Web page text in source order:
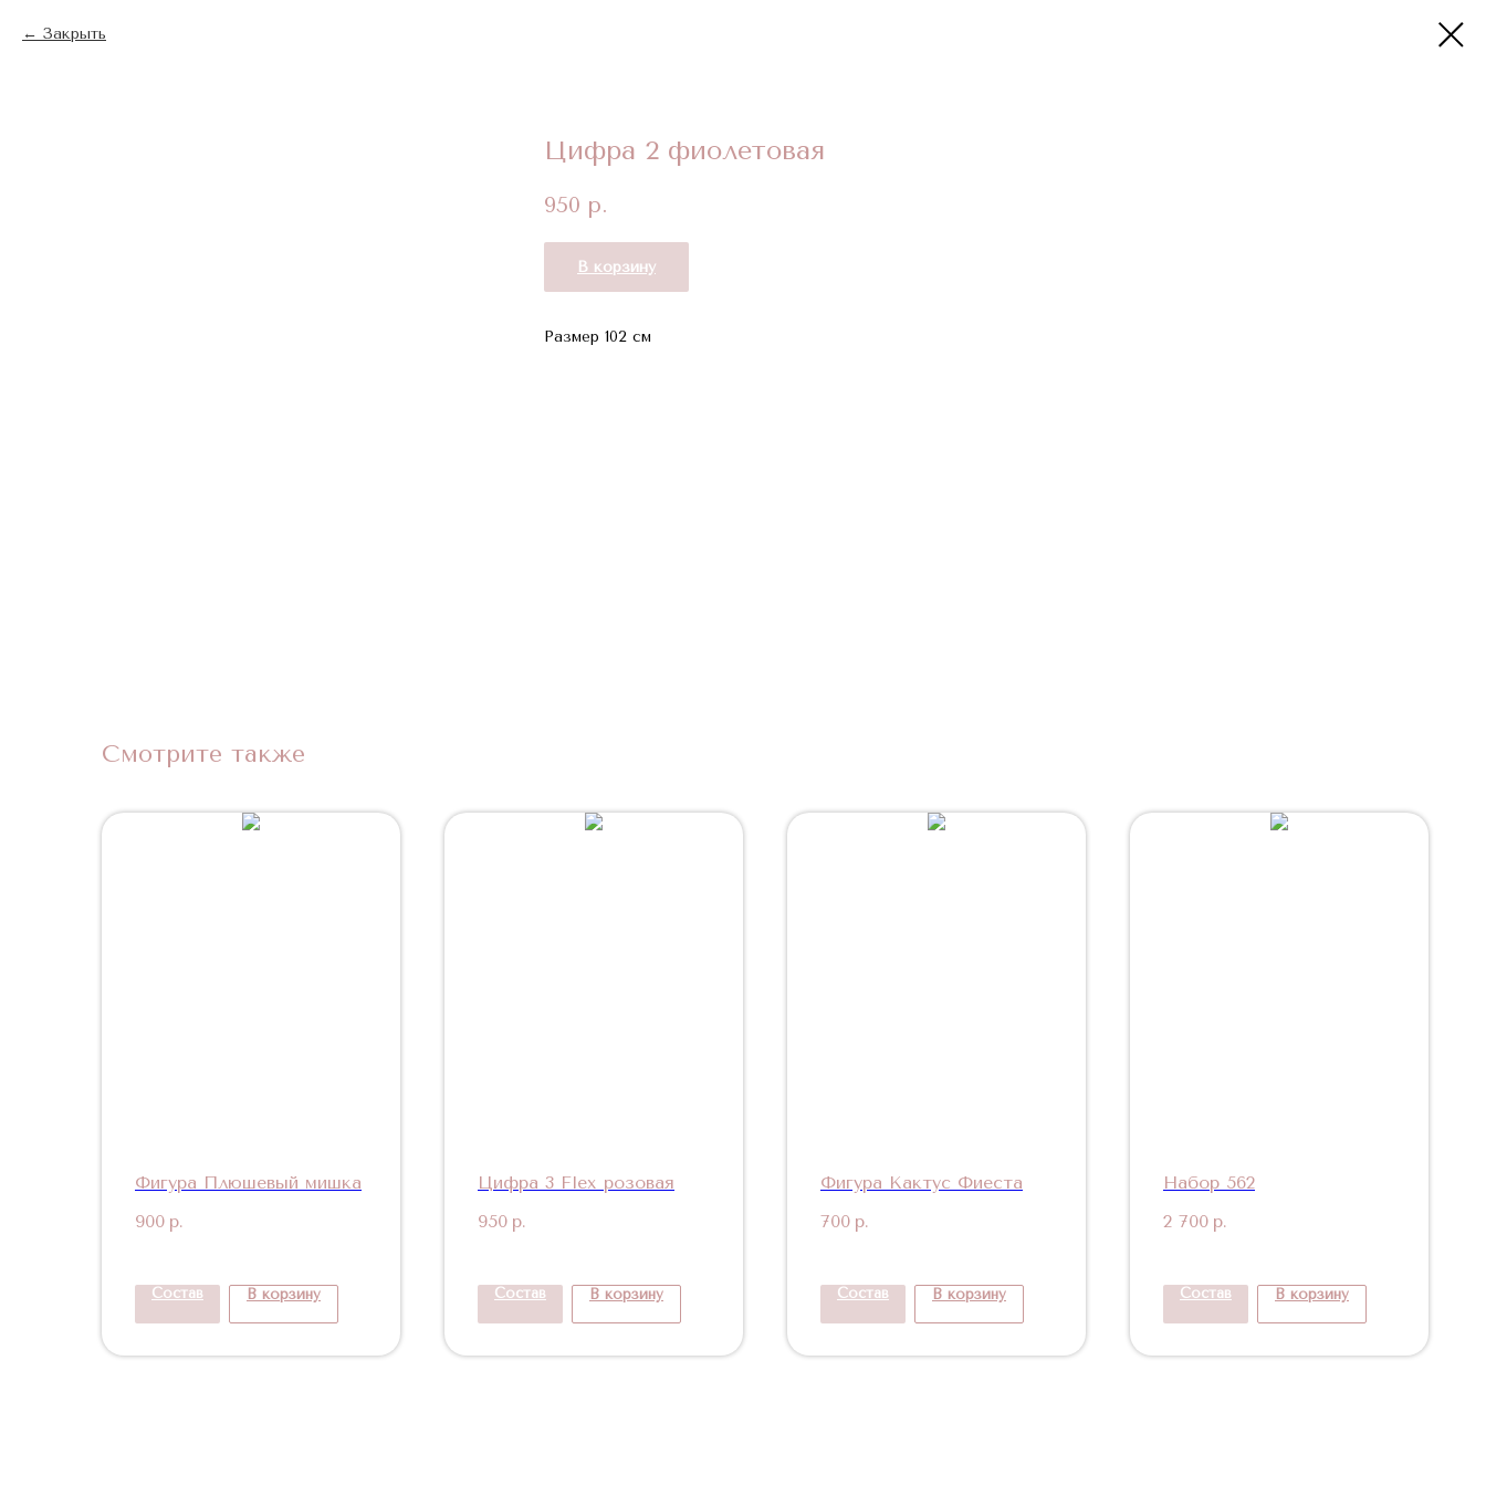
Закрыть
Цифра 2 фиолетовая
950 р.
В корзину
Размер 102 см
Смотрите также
Фигура Плюшевый мишка
900 р.
Состав В корзину
Цифра 3 Flex розовая
950 р.
Состав В корзину
Фигура Кактус Фиеста
700 р.
Состав В корзину
Набор 562
2 700 р.
Состав В корзину